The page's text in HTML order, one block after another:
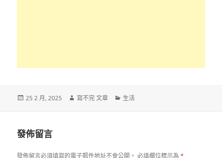
發
25 2 月, 2025
作
寫不完 文章
分
生活
發佈留言
發佈留言必須填寫的電子郵件地址不會公開。 必填欄位標示為*